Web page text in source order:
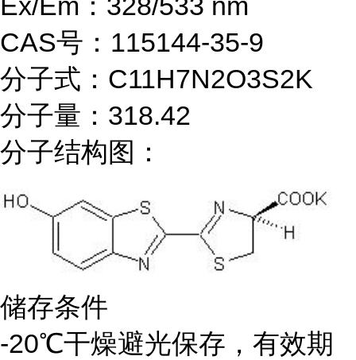
CAS号：115144-35-9
分子式：C11H7N2O3S2K
分子量：318.42
分子结构图：
储存条件
-20℃干燥避光保存，有效期